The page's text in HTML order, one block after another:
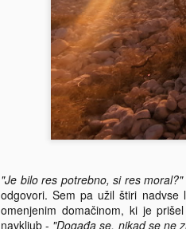
"Je bilo res potrebno, si res moral?"
odgovori. Sem pa užil štiri
omenjenim domačinom, ki je
navkljub - "Događa se, nikad se ne
kot eno
neogibno
osebne rasti,
dovršitve, no
(malo težko
poudarjajo
megle
kako opaziti,
še zaobjeti
manjše
končno,
celo živi ideale
enakih
manj kot
stran - v
navkljub - izšla
rep in se nato
prišla.
zgodbe
Seveda ne gre,
kanonizirana,